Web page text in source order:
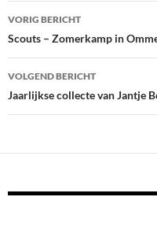
Bericht
navigatie
VORIG BERICHT
Scouts – Zomerkamp in
VOLGEND BERICHT
Jaarlijkse collecte van Jantje